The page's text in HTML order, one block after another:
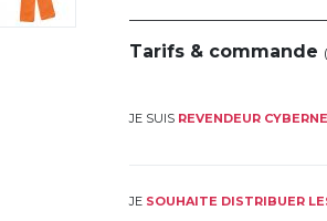
Tarifs & commande
JE SUIS REVENDEUR
JE SOUHAITE DISTRIBUER